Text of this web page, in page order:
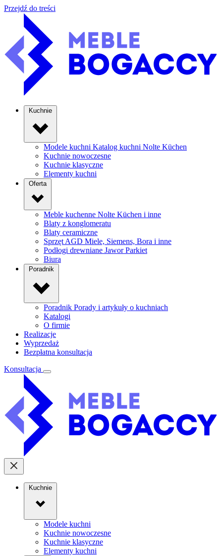
Przejdź do treści
Modele kuchni Katalog kuchni Nolte Küchen
Kuchnie nowoczesne
Kuchnie klasyczne
Elementy kuchni
Oferta
Meble kuchenne Nolte Küchen i inne
Blaty z konglomeratu
Blaty ceramiczne
Sprzęt AGD Miele, Siemens, Bora i inne
Podłogi drewniane Jawor Parkiet
Biura
Poradnik Porady i artykuły o kuchniach
Katalogi
O firmie
Realizacje
Wyprzedaż
Bezpłatna konsultacja
Konsultacja
Kuchnie
Modele kuchni
Kuchnie nowoczesne
Kuchnie klasyczne
Elementy kuchni